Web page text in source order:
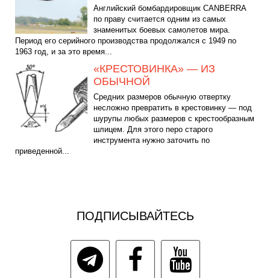
Английский бомбардировщик CANBERRA
по праву считается одним из самых
знаменитых боевых самолетов мира.
Период его серийного производства продолжался с 1949 по
1963 год, и за это время...
«КРЕСТОВИНКА» — ИЗ
ОБЫЧНОЙ
Средних размеров обычную отвертку
несложно превратить в крестовинку — под
шурупы любых размеров с крестообразным
шлицем. Для этого перо старого
инструмента нужно заточить по
приведенной...
ПОДПИСЫВАЙТЕСЬ